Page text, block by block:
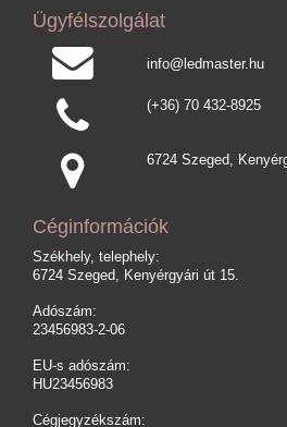
Ügyfélszolgálat
info@ledmaster.hu
(+36) 70 432-8925
6724 Szeged,
Céginformációk
Székhely, telephely:
6724 Szeged, Kenyérgyári út 15.
Adószám:
23456983-2-06
EU-s adószám:
HU23456983
Cégjegyzékszám: